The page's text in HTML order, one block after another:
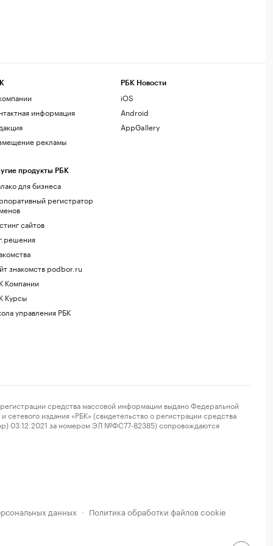
информация
рекламы
продукты РБК
для бизнеса
регистратор
сайтов
знакомств podbor.ru
Компании
Курсы
управления РБК
РБК Новости
iOS
Android
AppGallery
средства массовой информации выдано Федеральной
издания «РБК» (свидетельство о регистрации средства
03.12.2021 за номером ЭЛ №ФС77-82385) сопровождаются
данных · Политика обработки файлов cookie